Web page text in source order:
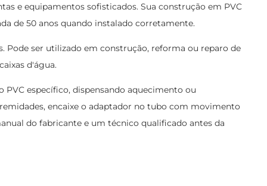
e equipamentos sofisticados. Sua construção em PVC
de 50 anos quando instalado corretamente.
Pode ser utilizado em construção, reforma ou reparo de
d'água.
específico, dispensando aquecimento ou
encaixe o adaptador no tubo com movimento
do fabricante e um técnico qualificado antes da